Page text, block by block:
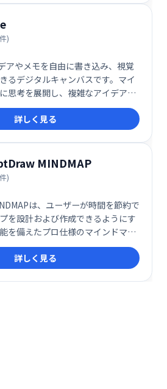
)
アやメモを自由に書き込み、視覚
るデジタルキャンバスです。マイ
思考を展開し、複雑なアイデアを
ます。直感的な操作で、思いつい
留め、後から自由に編集・再構成
出しやブレインストーミングに最
詳しく見る
MINDMAP
)
は、ユーザーが時間を節約で
を設計および作成できるようにす
を備えたプロ仕様のマインドマッ
です。ConceptDraw MINDMAPを
ーは自分の思考プロセスを完全に
ップを作成できます。
詳しく見る